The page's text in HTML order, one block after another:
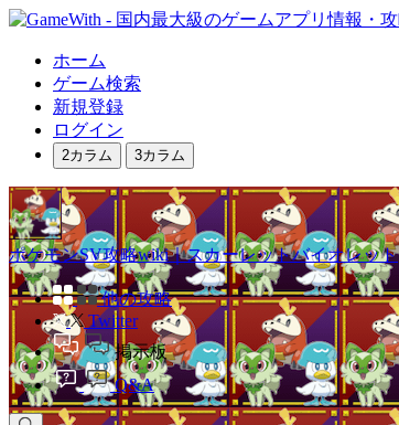
ホーム
ゲーム検索
新規登録
ログイン
2カラム 3カラム
ポケモンSV攻略wiki｜スカーレットバイオレット
他の攻略
Twitter
掲示板
Q&A